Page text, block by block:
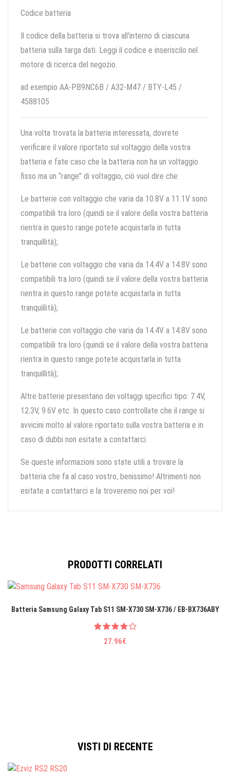
Codice batteria
Il codice della batteria si trova all'interno di ciascuna
batteria sulla targa dati. Leggi il codice e inseriscilo nel
motore di ricerca del negozio.
ad esempio AA-PB9NC6B / A32-M47 / BTY-L45 /
4588105
Una volta trovata la batteria interessata, dovrete
verificare il valore riportato sul voltaggio della vostra
batteria e fate caso che la batteria non ha un voltaggio
fisso ma un “range” di voltaggio, ciò vuol dire che:
Le batterie con voltaggio che varia da 10.8V a 11.1V sono
compatibili tra loro (quindi se il valore della vostra batteria
rientra in questo range potete acquistarla in tutta
tranquillità);
Le batterie con voltaggio che varia da 14.4V a 14.8V sono
compatibili tra loro (quindi se il valore della vostra batteria
rientra in questo range potete acquistarla in tutta
tranquillità);
Le batterie con voltaggio che varia da 14.4V a 14.8V sono
compatibili tra loro (quindi se il valore della vostra batteria
rientra in questo range potete acquistarla in tutta
tranquillità);
Altre batterie presentano dei voltaggi specifici tipo: 7.4V,
12.3V, 9.6V etc. In questo caso controllate che il range si
avvicini molto al valore riportato sulla vostra batteria e in
caso di dubbi non esitate a contattarci.
Se queste informazioni sono state utili a trovare la
batteria che fa al caso vostro, benissimo! Altrimenti non
esitate a contattarci e la troveremo noi per voi!
PRODOTTI CORRELATI
Batteria Samsung Galaxy Tab S11 SM-X730 SM-X736 / EB-BX736ABY
27.96€
VISTI DI RECENTE